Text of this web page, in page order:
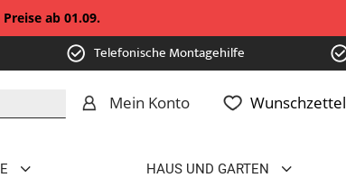
ab 01.09.
Telefonische Montagehilfe
Mein Konto Wunschzettel
HAUS UND GARTEN